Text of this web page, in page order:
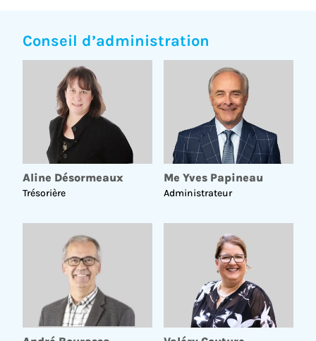
Conseil d’administration
Aline Désormeaux
Trésorière
Me Yves Papineau
Administrateur